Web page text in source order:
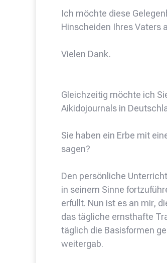
Ich möchte diese
Hinscheiden Ihres Vaters
Vielen Dank.
Gleichzeitig möchte ich
Aikidojournals in
Sie haben ein Erbe mit
sagen?
Den persönliche
in seinem Sinne
erfüllt. Nun ist es an mir,
das tägliche ernsthafte
täglich die Basisformen
weitergab.